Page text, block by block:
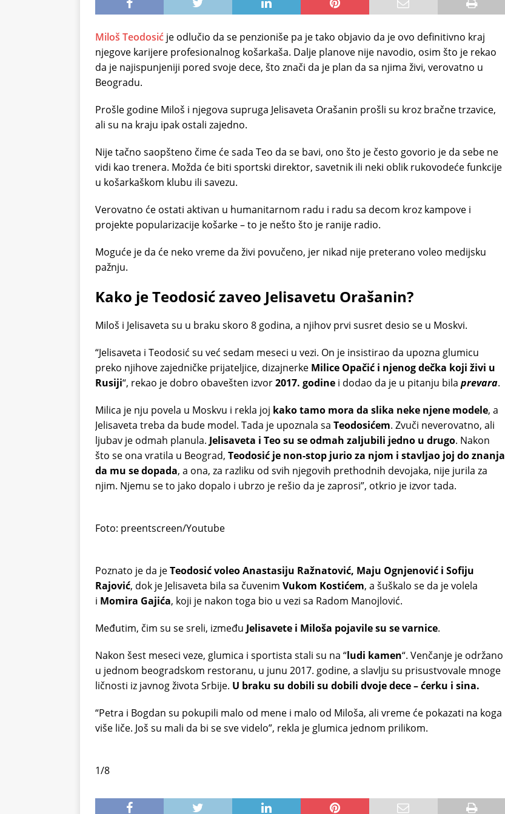
Miloš Teodosić je odlučio da se penzioniše pa je tako objavio da je ovo definitivno kraj
njegove karijere profesionalnog košarkaša. Dalje planove nije navodio, osim što je rekao
da je najispunjeniji pored svoje dece, što znači da je plan da sa njima živi, verovatno u
Beogradu.
Prošle godine Miloš i njegova supruga Jelisaveta Orašanin prošli su kroz bračne trzavice,
ali su na kraju ipak ostali zajedno.
Nije tačno saopšteno čime će sada Teo da se bavi, ono što je često govorio je da sebe ne
vidi kao trenera. Možda će biti sportski direktor, savetnik ili neki oblik rukovodeće funkcije
u košarkaškom klubu ili savezu.
Verovatno će ostati aktivan u humanitarnom radu i radu sa decom kroz kampove i
projekte popularizacije košarke – to je nešto što je ranije radio.
Moguće je da će neko vreme da živi povučeno, jer nikad nije preterano voleo medijsku
pažnju.
Kako je Teodosić zaveo Jelisavetu Orašanin?
Miloš i Jelisaveta su u braku skoro 8 godina, a njihov prvi susret desio se u Moskvi.
“Jelisaveta i Teodosić su već sedam meseci u vezi. On je insistirao da upozna glumicu
preko njihove zajedničke prijateljice, dizajnerke Milice Opačić i njenog dečka koji živi u
Rusiji“, rekao je dobro obavešten izvor2017. godine i dodao da je u pitanju bila prevara.
Milica je nju povela u Moskvu i rekla joj kako tamo mora da slika neke njene modele, a
Jelisaveta treba da bude model. Tada je upoznala sa Teodosićem. Zvuči neverovatno, ali
ljubav je odmah planula. Jelisaveta i Teo su se odmah zaljubili jedno u drugo. Nakon
što se ona vratila u Beograd, Teodosić je non-stop jurio za njom i stavljao joj do znanja
da mu se dopada, a ona, za razliku od svih njegovih prethodnih devojaka, nije jurila za
njim. Njemu se to jako dopalo i ubrzo je rešio da je zaprosi”, otkrio je izvor tada.
Foto: preentscreen/Youtube
Poznato je da jeTeodosić voleo Anastasiju Ražnatović, Maju Ognjenović i Sofiju
Rajović, dok je Jelisaveta bila sa čuvenim Vukom Kostićem, a šuškalo se da je volela
i Momira Gajića, koji je nakon toga bio u vezi sa Radom Manojlović.
Međutim, čim su se sreli, između Jelisavete i Miloša pojavile su se varnice.
Nakon šest meseci veze, glumica i sportista stali su na “ludi kamen“. Venčanje je održano
u jednom beogradskom restoranu, u junu 2017. godine, a slavlju su prisustvovale mnoge
ličnosti iz javnog života Srbije. U braku su dobili su dobili dvoje dece – ćerku i sina.
“Petra i Bogdan su pokupili malo od mene i malo od Miloša, ali vreme će pokazati na koga
više liče. Još su mali da bi se sve videlo”, rekla je glumica jednom prilikom.
1/8